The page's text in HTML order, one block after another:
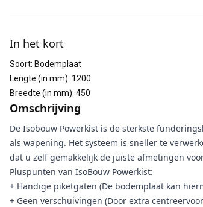
In het kort
Soort: Bodemplaat
Lengte (in mm): 1200
Breedte (in mm): 450
Omschrijving
De Isobouw Powerkist is de sterkste
als wapening. Het systeem is sneller te
dat u zelf gemakkelijk de juiste afmetingen
Pluspunten van IsoBouw Powerkist:
+ Handige piketgaten (De bodemplaat kan
+ Geen verschuivingen (Door extra